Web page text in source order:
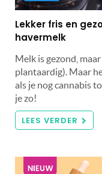
Lekker fris en
havermelk
Melk is gezond,
plantaardig). Maar
als je nog cannabis
je zo!
LEES VERDER